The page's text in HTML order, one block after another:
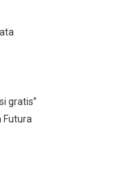
gratis”
Futura